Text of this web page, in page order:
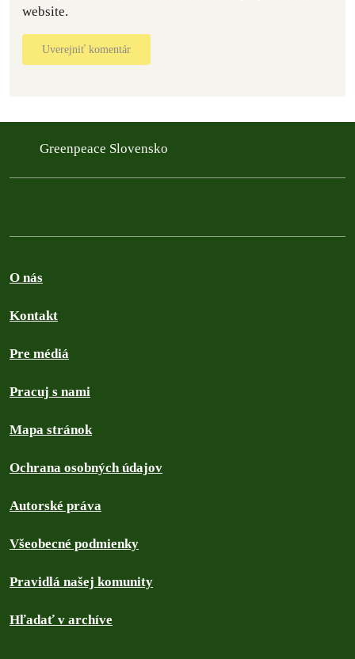
website.
Uverejniť komentár
Greenpeace Slovensko
O nás
Kontakt
Pre médiá
Pracuj s nami
Mapa stránok
Ochrana osobných údajov
Autorské práva
Všeobecné podmienky
Pravidlá našej komunity
Hľadať v archíve